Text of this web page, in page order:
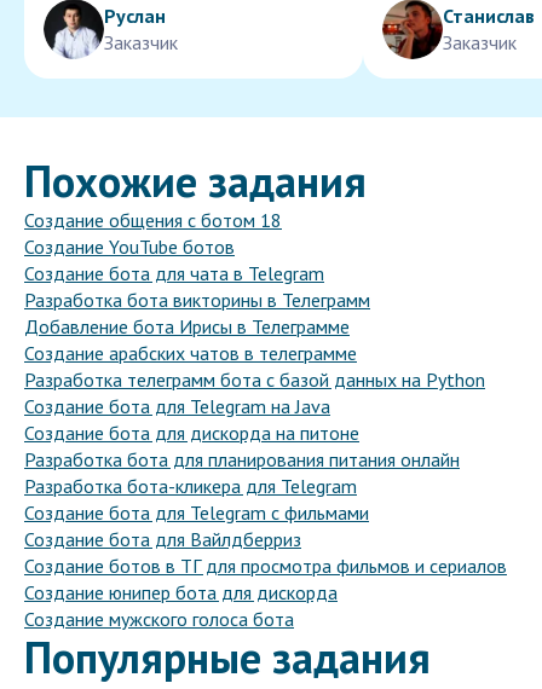
Руслан
Заказчик
Станислав
Заказчик
Похожие задания
Создание общения с ботом 18
Создание YouTube ботов
Создание бота для чата в Telegram
Разработка бота викторины в Телеграмм
Добавление бота Ирисы в Телеграмме
Создание арабских чатов в телеграмме
Разработка телеграмм бота с базой данных на Python
Создание бота для Telegram на Java
Создание бота для дискорда на питоне
Разработка бота для планирования питания онлайн
Разработка бота-кликера для Telegram
Создание бота для Telegram с фильмами
Создание бота для Вайлдберриз
Создание ботов в ТГ для просмотра фильмов и сериалов
Создание юнипер бота для дискорда
Создание мужского голоса бота
Популярные задания